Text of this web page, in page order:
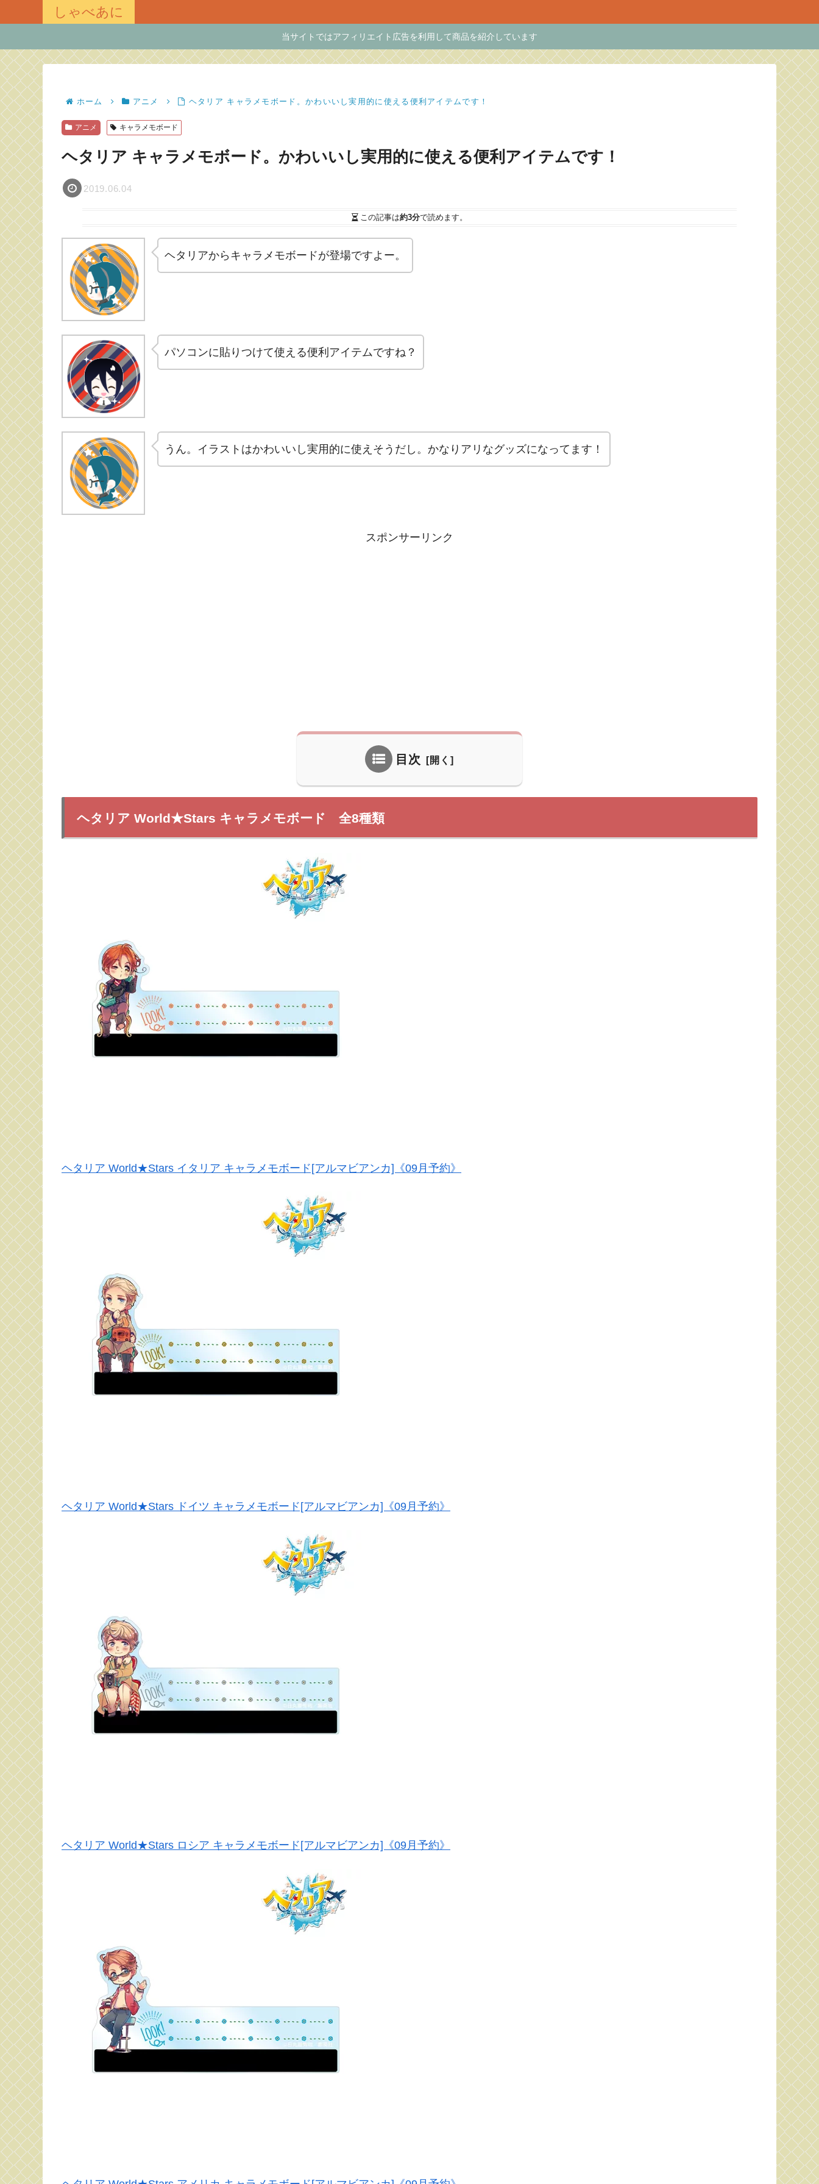
しゃべあに
当サイトではアフィリエイト広告を利用して商品を紹介しています
ホーム アニメ ヘタリア キャラメモボード。かわいいし実用的に使える便利アイテムです！
アニメ キャラメモボード
ヘタリア キャラメモボード。かわいいし実用的に使える便利アイテムです！
2019.06.04
この記事は約3分で読めます。
ヘタリアからキャラメモボードが登場ですよー。
パソコンに貼りつけて使える便利アイテムですね？
うん。イラストはかわいいし実用的に使えそうだし。かなりアリなグッズになってます！
スポンサーリンク
目次
ヘタリア World★Stars キャラメモボード 全8種類
ヘタリア World★Stars イタリア キャラメモボード[アルマビアンカ]《09月予約》
ヘタリア World★Stars ドイツ キャラメモボード[アルマビアンカ]《09月予約》
ヘタリア World★Stars ロシア キャラメモボード[アルマビアンカ]《09月予約》